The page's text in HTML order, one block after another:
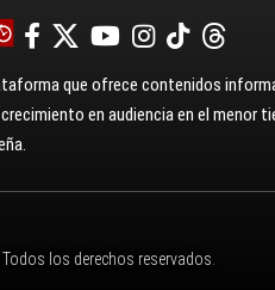
que ofrece contenidos
en audiencia en el menor
los derechos reservados.